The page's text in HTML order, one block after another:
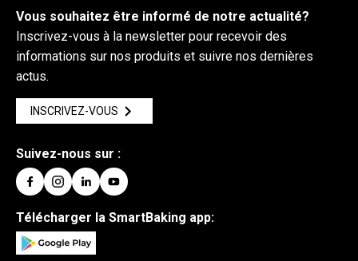
Vous souhaitez être informé de notre actualité?
Inscrivez-vous à la newsletter pour recevoir des
informations sur nos produits et suivre nos dernières
actus.
INSCRIVEZ-VOUS
Suivez-nous sur :
Télécharger la SmartBaking app: